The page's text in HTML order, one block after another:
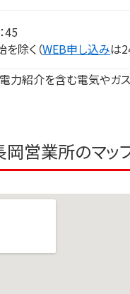
45
除く（WEB申し込みは
紹介を含む電気やガ
営業所のマッ